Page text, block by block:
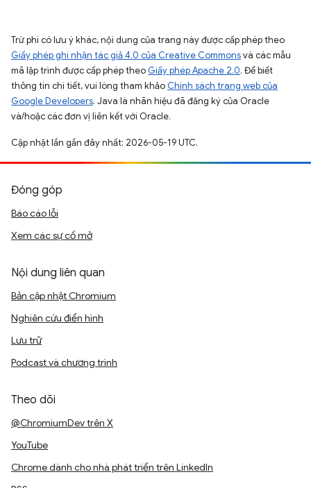
Trừ phi có lưu ý khác, nội dung của trang này được cấp phép theo
Giấy phép ghi nhận tác giả 4.0 của Creative Commonsvà các mẫu
mã lập trình được cấp phép theo Giấy phép Apache 2.0. Để biết
thông tin chi tiết, vui lòng tham khảo Chính sách trang web của
Google Developers. Java là nhãn hiệu đã đăng ký của Oracle
và/hoặc các đơn vị liên kết với Oracle.
Cập nhật lần gần đây nhất: 2026-05-19 UTC.
Đóng góp
Báo cáo lỗi
Xem các sự cố mở
Nội dung liên quan
Bản cập nhật Chromium
Nghiên cứu điển hình
Lưu trữ
Podcast và chương trình
Theo dõi
@ChromiumDev trên X
YouTube
Chrome dành cho nhà phát triển trên LinkedIn